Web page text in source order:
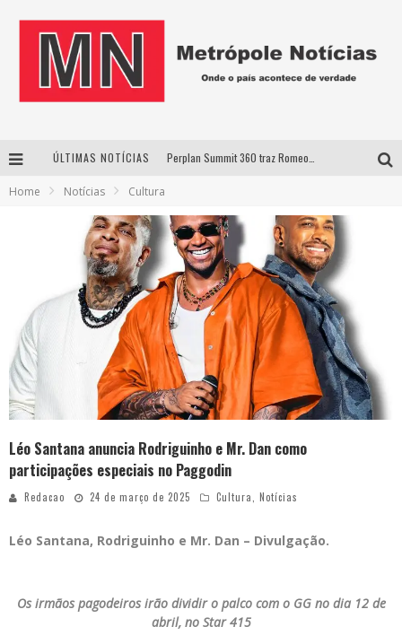
ÚLTIMAS NOTÍCIAS
Uberlândia recebe estreia nacional de espetáculo inspirado em episódio marcante da vida de Friedrich Nietzsche
Agosto Dourado: apoio, informação e acolhimento fortalecem o sucesso da amamentação
Home Notícias Cultura
Léo Santana anuncia Rodriguinho e Mr. Dan como
participações especiais no Paggodin
Redacao 24 de março de 2025 Cultura, Notícias
Léo Santana, Rodriguinho e Mr. Dan – Divulgação.
Os irmãos pagodeiros irão dividir o palco com o GG no dia 12 de
abril, no Star 415